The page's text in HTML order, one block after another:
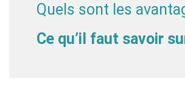
Quels sont les
Ce qu’il faut savoir